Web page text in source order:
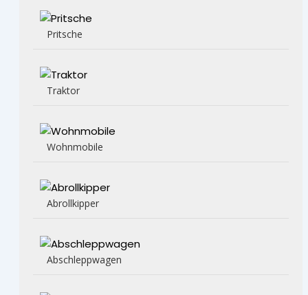
Pritsche
Traktor
Wohnmobile
Abrollkipper
Abschleppwagen